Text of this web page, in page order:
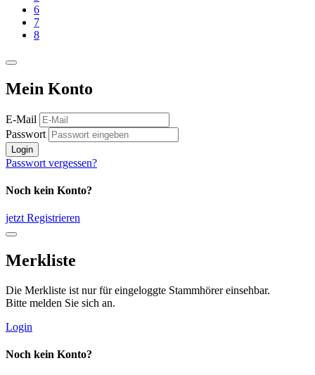
6
7
8
Mein Konto
E-Mail
Passwort
Login
Passwort vergessen?
Noch kein Konto?
jetzt Registrieren
Merkliste
Die Merkliste ist nur für eingeloggte Stammhörer einsehbar.
Bitte melden Sie sich an.
Login
Noch kein Konto?